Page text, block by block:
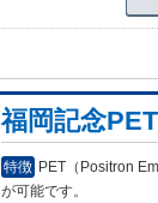
福岡記念
特徴 PET（Positron
が可能です。